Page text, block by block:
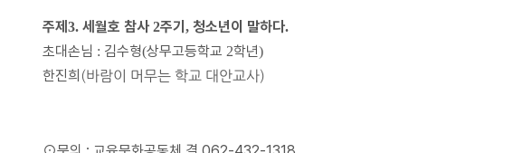
주제 3. 세월호 참사 2주기 , 청소년이 말하다.
초대손님 : 김수형(상무고등학교 2학년)
한진희 (바람이 머무는 학교 대안교사)